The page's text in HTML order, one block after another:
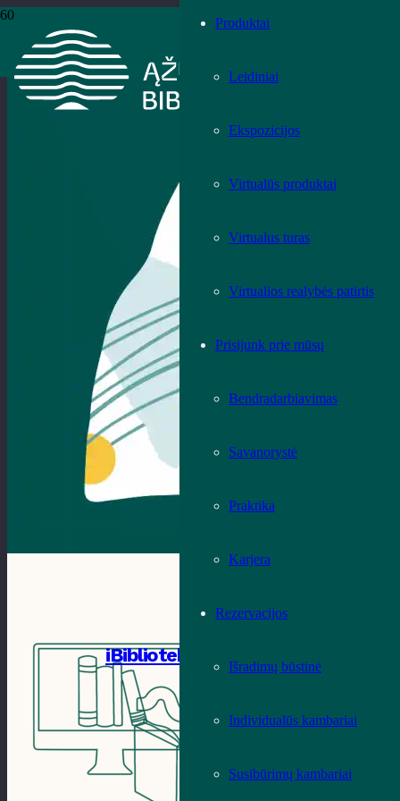
Produktai
Leidiniai
Ekspozicijos
Virtualūs produktai
Virtualus turas
Virtualios realybės patirtis
Prisijunk prie mūsų
Bendradarbiavimas
Savanorystė
Praktika
Karjera
Rezervacijos
Išradimų būstinė
Individualūs kambariai
Susibūrimų kambariai
iBiblioteka